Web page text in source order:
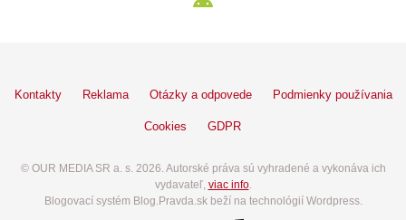
Kontakty Reklama Otázky a odpovede Podmienky používania
Cookies GDPR
© OUR MEDIA SR a. s. 2026. Autorské práva sú vyhradené a vykonáva ich
vydavateľ, viac info.
Blogovací systém Blog.Pravda.sk beží na technológií Wordpress.